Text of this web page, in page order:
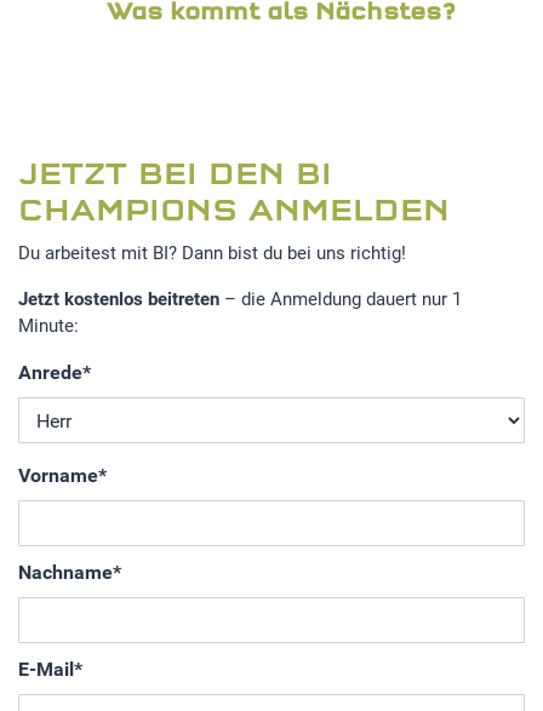
Was kommt als Nächstes?
JETZT BEI DEN BI
CHAMPIONS ANMELDEN
Du arbeitest mit BI? Dann bist du bei uns richtig!
Jetzt kostenlos beitreten – die Anmeldung dauert nur 1
Minute:
Anrede*
Vorname*
Nachname*
E-Mail*